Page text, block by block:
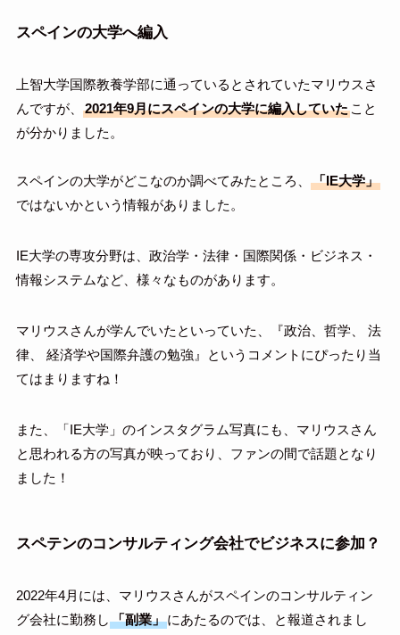
スペインの大学へ編入
上智大学国際教養学部に通っているとされていたマリウスさ
んですが、
2021年9月にスペインの大学に編入していたこと
が分かりました。
スペインの大学がどこなのか調べてみたところ、
「IE大学」
ではないかという情報がありました。
IE大学の専攻分野は、政治学・法律・国際関係・ビジネス・
情報システムなど、様々なものがあります。
マリウスさんが学んでいたといっていた、『政治、哲学、 法
律、 経済学や国際弁護の勉強』というコメントにぴったり当
てはまりますね！
また、「IE大学」のインスタグラム写真にも、マリウスさん
と思われる方の写真が映っており、ファンの間で話題となり
ました！
スペテンのコンサルティング会社でビジネスに参加？
2022年4月には、マリウスさんがスペインのコンサルティン
グ会社に勤務し 「副業」にあたるのでは、と報道されまし